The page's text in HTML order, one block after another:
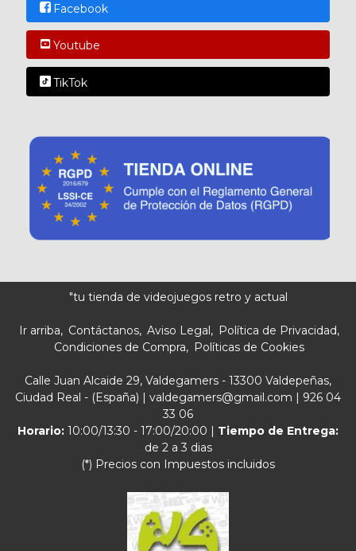
Facebook
Youtube
TikTok
"tu tienda de videojuegos retro y actual
Ir arriba Contáctanos Aviso Legal
Política de Privacidad
Condiciones de Compra
Políticas de Cookies
Calle Juan Alcaide 29, Valdegamers - 13300 Valdepeñas,
Ciudad Real - (España) | valdegamers@gmail.com | 926 04
33 06
Horario: 10:00/13:30 - 17:00/20:00 | Tiempo de Entrega:
de 2 a 3 dias
(*) Precios con Impuestos incluidos